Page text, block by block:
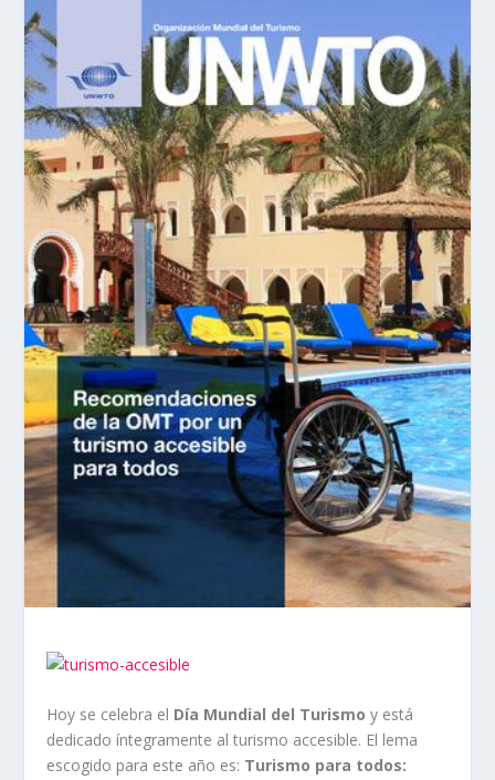
Hoy se celebra el Día Mundial del Turismo y está
dedicado íntegramente al turismo accesible. El lema
escogido para este año es: Turismo para todos: